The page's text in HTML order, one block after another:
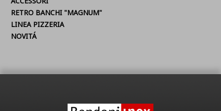
RETRO BANCHI "MAGNUM"
LINEA PIZZERIA
NOVITÁ